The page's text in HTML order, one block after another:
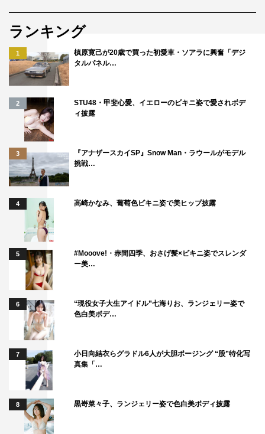
ランキング
1
槙原寛己が20歳で買った初愛車・ソアラに興奮「デジ
タルパネル…
2
STU48・甲斐心愛、イエローのビキニ姿で愛されボデ
ィ披露
3
『アナザースカイSP』Snow Man・ラウールがモデル
挑戦…
4 高崎かなみ、葡萄色ビキニ姿で美ヒップ披露
5
#Mooove!・赤間四季、おさげ髪×ビキニ姿でスレンダ
ー美…
6
“現役女子大生アイドル”七海りお、ランジェリー姿で
色白美ボデ…
7
小日向結衣らグラドル6人が大胆ポージング “股”特化写
真集「…
8 黒嵜菜々子、ランジェリー姿で色白美ボディ披露